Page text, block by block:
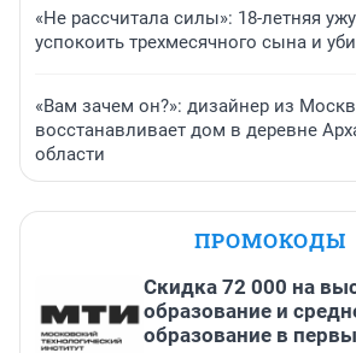
«Не рассчитала силы»: 18-летняя
успокоить трехмесячного сына и
«Вам зачем он?»: дизайнер из
восстанавливает дом в деревне
области
ПРОМОКОДЫ
Скидка 72 000 на
образование и
образование в